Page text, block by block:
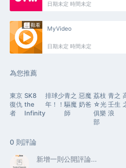
日期未定 時間未定
觀看 MyVideo
日期未定 時間未定
為您推薦
東京
復仇
者
SK8
the
Infinity
排球少
年！！
青之
驅魔
師
惡魔
奶爸
荔枝
☆光
俱樂
部
青之
壬生
浪
0 則評論